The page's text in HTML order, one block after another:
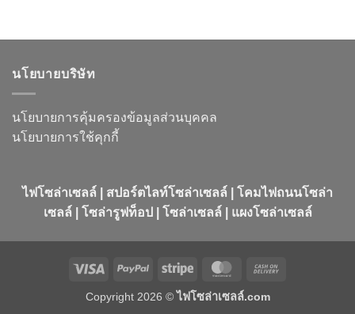
นโยบายบริษัท
นโยบายการคุ้มครองข้อมูลส่วนบุคคล
นโยบายการใช้คุกกี้
ไฟโซล่าเซลล์ | สปอร์ตไลท์โซล่าเซลล์ | โคมไฟถนนโซล่า
เซลล์ | โซล่ารูฟท็อป | โซล่าเซลล์ | แผงโซล่าเซลล์
Visa PayPal Stripe MasterCard
Copyright 2026 ©ไฟโซล่าเซลล์.com